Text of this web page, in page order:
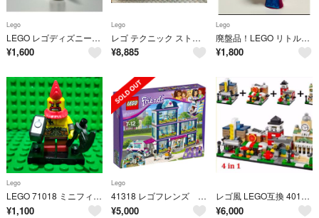
Lego
LEGO レゴディズニーシリーズ 43218 より オラフ
¥1,600
Lego
レゴ テクニック ストリートバイク 42036
¥8,885
Lego
廃盤品！LEGO リトルマーメイド 43218 より アナ
¥1,800
Lego
LEGO 71018 ミニフィギュア シリーズ17 バトル・ドアーフ
¥1,100
Lego
41318 レゴフレンズ ハートレイクシティの病院
¥5,000
レゴ風 LEGO互換 40180風 40181風 40182風 40183風
¥6,000